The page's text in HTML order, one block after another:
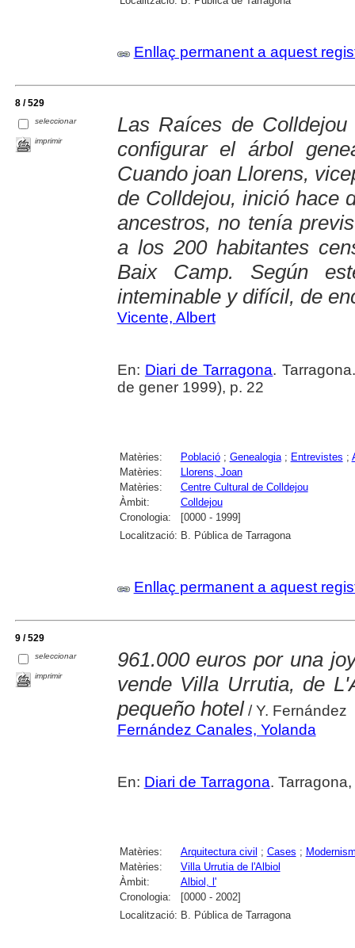
Enllaç permanent a aquest
8 / 529
seleccionar
imprimir
Las Raíces de
configurar el árbol
Cuando joan Llorens,
de Colldejou, inició hace
ancestros, no tenía
a los 200 habitantes
Baix Camp. Según
inteminable y difícil, de
Vicente, Albert
En: Diari de Tarragona.
de gener 1999), p. 22
Matèries: Població; Genealogia; Entrevistes ;
Matèries:
Llorens, Joan
Matèries:
Centre Cultural de Colldejou
Àmbit:
Colldejou
Cronologia:
[0000 - 1999]
Localització: B. Pública de Tarragona
Enllaç permanent a aquest
9 / 529
seleccionar
imprimir
961.000 euros por una
vende Villa Urrutia, de
pequeño hotel/ Y. Fernández
Fernández Canales, Yolanda
En: Diari de Tarragona.
Matèries: Arquitectura civil ; Cases ;
Matèries:
Villa Urrutia de l'Albiol
Àmbit:
Albiol, l'
Cronologia:
[0000 - 2002]
Localització: B. Pública de Tarragona